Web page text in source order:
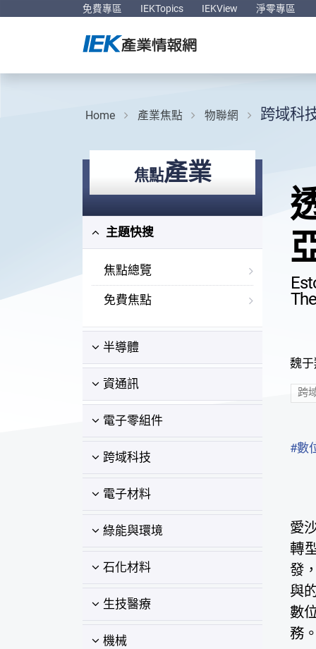
免費專區 IEKTopics IEKView 淨零專區
Home 產業焦點 物聯網 跨域科
焦點產業
主題快搜
焦點總覽
免費焦點
半導體
資通訊
電子零組件
跨域科技
電子材料
綠能與環境
石化材料
生技醫療
機械
魏
跨
#數
愛
轉
發
與
數
務